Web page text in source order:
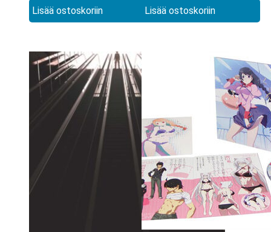
Lisää ostoskoriin
Lisää ostoskoriin